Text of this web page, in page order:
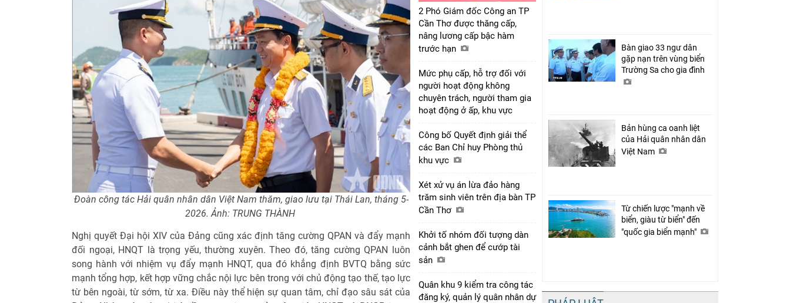
Đoàn công tác Hải quân nhân dân Việt Nam thăm, giao lưu tại Thái Lan, tháng 5-
2026. Ảnh: TRUNG THÀNH
Nghị quyết Đại hội XIV của Đảng cũng xác định tăng cường QPAN và đẩy mạnh
đối ngoại, HNQT là trọng yếu, thường xuyên. Theo đó, tăng cường QPAN luôn
song hành với nhiệm vụ đẩy mạnh HNQT, qua đó khẳng định BVTQ bằng sức
mạnh tổng hợp, kết hợp vững chắc nội lực bên trong với chủ động tạo thế, tạo lực
từ bên ngoài, từ sớm, từ xa. Điều này thể hiện sự quan tâm, chỉ đạo sâu sát của
2 Phó Giám đốc Công an TP
Cần Thơ được thăng cấp,
nâng lương cấp bậc hàm
trước hạn
Mức phụ cấp, hỗ trợ đối với
người hoạt động không
chuyên trách, người tham gia
hoạt động ở ấp, khu vực
Công bố Quyết định giải thể
các Ban Chỉ huy Phòng thủ
khu vực
Xét xử vụ án lừa đảo hàng
trăm sinh viên trên địa bàn TP
Cần Thơ
Khởi tố nhóm đối tượng dàn
cảnh bắt ghen để cướp tài
sản
Quân khu 9 kiểm tra công tác
đăng ký, quản lý quân nhân dự
Bàn giao 33 ngư dân
gặp nạn trên vùng biển
Trường Sa cho gia đình
Bản hùng ca oanh liệt
của Hải quân nhân dân
Việt Nam
Từ chiến lược "mạnh về
biển, giàu từ biển" đến
"quốc gia biển mạnh"